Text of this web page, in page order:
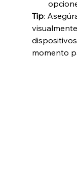
Tip:
momento